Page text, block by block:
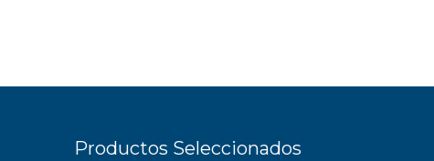
Productos Seleccionados